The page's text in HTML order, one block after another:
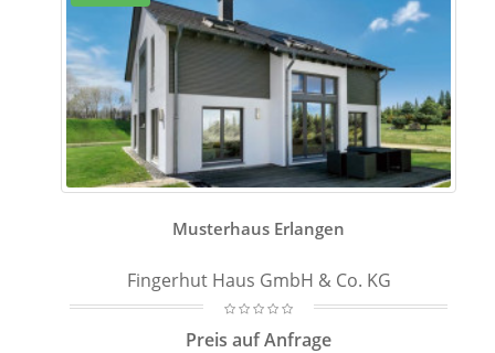
Musterhaus Erlangen
Fingerhut Haus GmbH & Co. KG
Preis auf Anfrage